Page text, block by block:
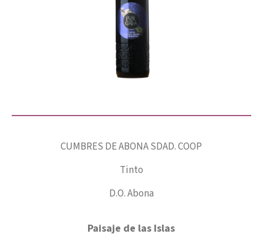
CUMBRES DE ABONA SDAD. COOP
Tinto
D.O. Abona
Paisaje de las Islas